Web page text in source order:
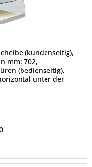
(kundenseitig),
mm: 702,
(bedienseitig),
unter der
nach unten...